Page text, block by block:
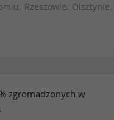
Rzeszowie, Olsztynie,
zgromadzonych w